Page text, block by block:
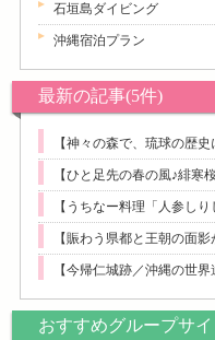
石垣島ダイビング
沖縄宿泊プラン
最新の記事(5件)
【神々の森で、琉球の歴
【ひと足先の春の風♪緋寒
【うちなー料理「人参し
【賑わう県都と王朝の面
【今帰仁城跡／沖縄の世界
おすすめグループサイ